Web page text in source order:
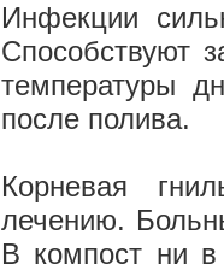
Инфекции
Способствуют
температуры
после полива.
Корневая
лечению.
В компост ни